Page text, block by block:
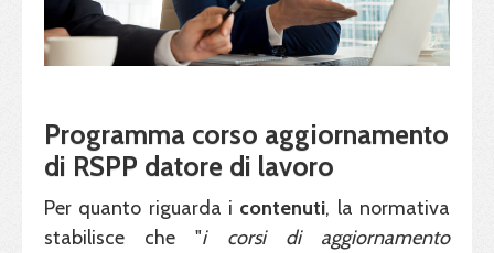
Programma corso aggiornamento
di RSPP datore di lavoro
Per quanto riguarda i contenuti, la normativa
stabilisce che "i corsi di aggiornamento